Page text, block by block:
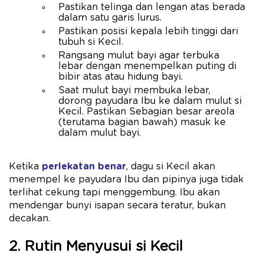
Pastikan telinga dan lengan atas berada
dalam satu garis lurus.
Pastikan posisi kepala lebih tinggi dari
tubuh si Kecil.
Rangsang mulut bayi agar terbuka
lebar dengan menempelkan puting di
bibir atas atau hidung bayi.
Saat mulut bayi membuka lebar,
dorong payudara Ibu ke dalam mulut si
Kecil. Pastikan Sebagian besar areola
(terutama bagian bawah) masuk ke
dalam mulut bayi.
Ketika perlekatan benar, dagu si Kecil akan
menempel ke payudara Ibu dan pipinya juga tidak
terlihat cekung tapi menggembung. Ibu akan
mendengar bunyi isapan secara teratur, bukan
decakan.
2. Rutin Menyusui si Kecil